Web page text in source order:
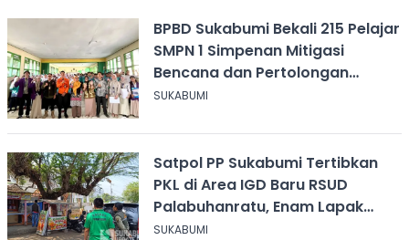
BPBD Sukabumi Bekali 215 Pelajar
SMPN 1 Simpenan Mitigasi
Bencana dan Pertolongan
Psikologis
SUKABUMI
Satpol PP Sukabumi Tertibkan
PKL di Area IGD Baru RSUD
Palabuhanratu, Enam Lapak
Dibongkar Mandiri
SUKABUMI